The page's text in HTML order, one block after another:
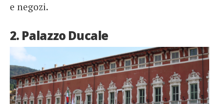
e negozi.
2. Palazzo Ducale